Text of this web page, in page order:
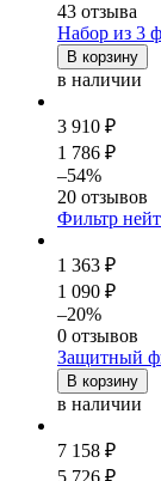
43 отзыва
Набор из 3
В корзину
в наличии
3 910 ₽
1 786 ₽
–54%
20 отзывов
Фильтр
1 363 ₽
1 090 ₽
–20%
0 отзывов
Защитный
В корзину
в наличии
7 158 ₽